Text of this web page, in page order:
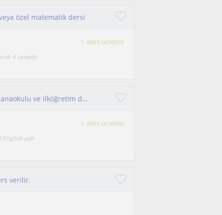
özel matematik dersi
1. ders ücretsiz
4 senedir
Hatay’da online veya yüzyüze dersler eşliğinde anaokulu ve ilköğretim düzeyindeki öğrencilerin İngilizce eğitim alabilmesi
1. ders ücretsiz
adlı
verilir.